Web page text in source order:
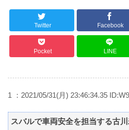
Twitter Facebook
Pocket LINE
1 ：2021/05/31(月) 23:46:34.35
スバルで車両安全を担当する古